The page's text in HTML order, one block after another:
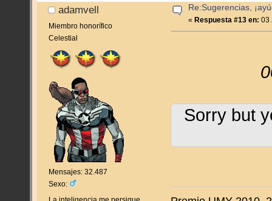
adamvell
Miembro honorífico
Celestial
Mensajes: 32.487
Sexo:
Re:Sugerencias,
«Respuesta #13 en: 03
Sorry but